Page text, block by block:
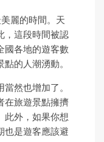
麗的時間。天
，這段時間被認
國各地的遊客數
的人潮湧動。
然也增加了。
在旅遊景點擁擠
此外，如果你想
也是遊客應該避